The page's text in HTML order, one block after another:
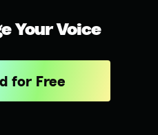
Your Voice
for Free